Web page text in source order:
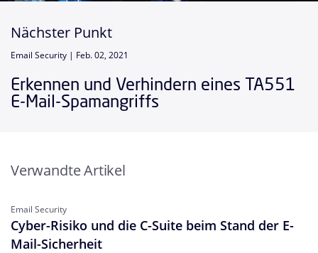
Nächster Punkt
Email Security | Feb. 02, 2021
Erkennen und Verhindern eines TA551
E-Mail-Spamangriffs
Verwandte Artikel
Email Security
Cyber-Risiko und die C-Suite beim Stand der E-
Mail-Sicherheit